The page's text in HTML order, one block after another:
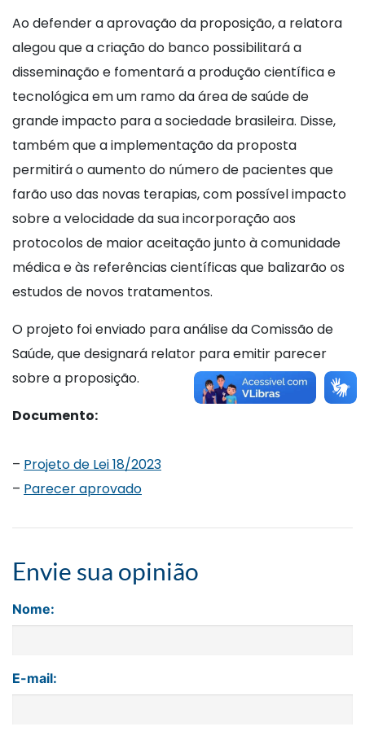
Ao defender a aprovação da proposição, a relatora
alegou que a criação do banco possibilitará a
disseminação e fomentará a produção científica e
tecnológica em um ramo da área de saúde de
grande impacto para a sociedade brasileira. Disse,
também que a implementação da proposta
permitirá o aumento do número de pacientes que
farão uso das novas terapias, com possível impacto
sobre a velocidade da sua incorporação aos
protocolos de maior aceitação junto à comunidade
médica e às referências científicas que balizarão os
estudos de novos tratamentos.
O projeto foi enviado para análise da Comissão de
Saúde, que designará relator para emitir parecer
sobre a proposição.
Documento:
– Projeto de Lei 18/2023
– Parecer aprovado
Envie sua opinião
Nome:
E-mail: